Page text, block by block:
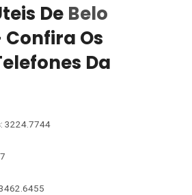
De Belo
Confira Os
Da
3224.7744